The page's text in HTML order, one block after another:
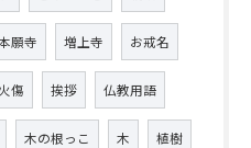
願寺 増上寺 お戒名
傷 挨拶 仏教用語
木の根っこ 木 植樹